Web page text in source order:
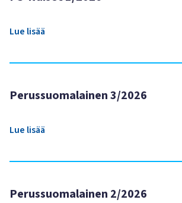
Lue lisää
Perussuomalainen 3/2026
Lue lisää
Perussuomalainen 2/2026